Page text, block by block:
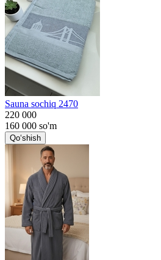
Sauna sochiq 2470
220 000
160 000 so'm
Qo‘shish